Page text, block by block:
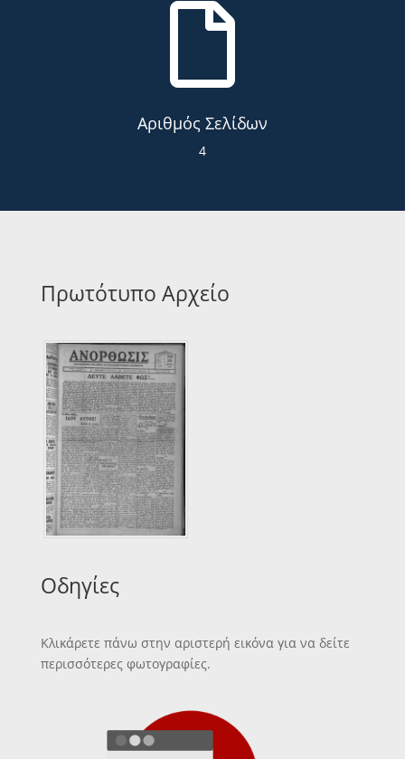

Αριθμός Σελίδων
4
Πρωτότυπο Αρχείο
Οδηγίες
Κλικάρετε πάνω στην αριστερή εικόνα για να δείτε
περισσότερες φωτογραφίες.